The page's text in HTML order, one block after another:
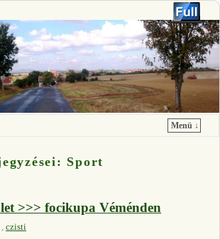
Menü ↓
Sport
>>> focikupa Véménden
, czisti